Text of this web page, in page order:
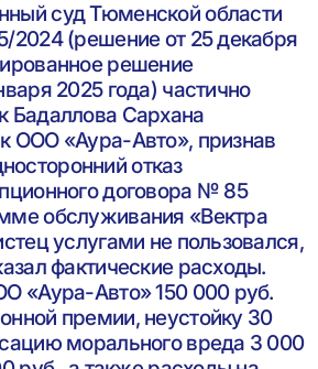
суд Тюменской области
2024 (решение от 25 декабря
решение
2025 года) частично
Бадаллова Сархана
ООО «Аура-Авто», признав
отказ
договора № 85
обслуживания «Вектра
услугами не пользовался,
фактические расходы.
«Аура-Авто» 150 000 руб.
премии, неустойку 30
морального вреда 3 000